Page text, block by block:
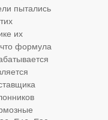
пытались
их
формула